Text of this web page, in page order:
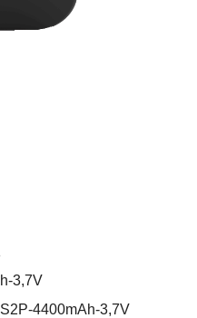
3,7V
4400mAh-3,7V